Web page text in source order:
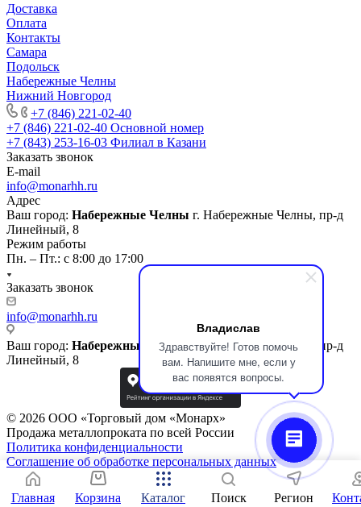
Владислав
Здравствуйте! Готов помочь
вам. Напишите мне, если у
вас появятся вопросы.
Доставка
Оплата
Контакты
Самара
Подольск
Набережные Челны
Нижний Новгород
+7 (846) 221-02-40
+7 (846) 221-02-40 Основной номер
+7 (843) 253-16-03 Филиал в Казани
Заказать звонок
E-mail
info@monarhh.ru
Адрес
Ваш город: Набережные Челны г. Набережные Челны, пр-д
Линейный, 8
Режим работы
Пн. – Пт.: с 8:00 до 17:00
Заказать звонок
info@monarhh.ru
Ваш город: Набережные Челны г. Набережные Челны, пр-д
Линейный, 8
© 2026 ООО «Торговый дом «Монарх»
Продажа металлопроката по всей России
Политика конфиденциальности
Соглашение об обработке персональных данных
Главная Корзина Каталог Поиск Регион